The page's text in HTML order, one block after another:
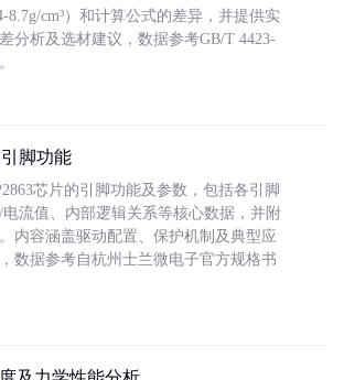
8.7g/cm³）和计算公式的差异，并提供实
分析及选材建议，数据参考GB/T 4423-
脚功能
芯片的引脚功能及参数，包括各引脚
流值、内部逻辑关系等核心数据，并附
内容涵盖驱动配置、保护机制及典型应
数据参考自杭州士兰微电子官方规格书